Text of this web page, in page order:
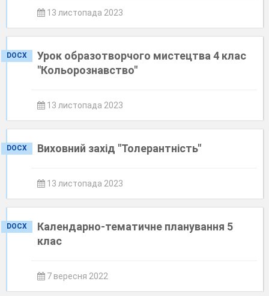
13 листопада 2023
DOCX
Урок образотворчого мистецтва 4 клас
"Кольорознавство"
13 листопада 2023
DOCX Виховний захід "Толерантність"
13 листопада 2023
DOCX
Календарно-тематичне планування 5
клас
7 вересня 2022